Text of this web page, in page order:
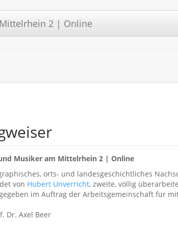
2 | Online
Musiker am Mittelrhein 2 | Online
orts- und landesgeschichtliches
von Hubert Unverricht, zweite, völlig
im Auftrag der Arbeitsgemeinschaft für
Dr. Axel Beer